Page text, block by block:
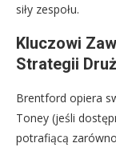
siły zespołu.
Kluczowi
Strategii
Brentford opiera
Toney (jeśli
potrafiącą